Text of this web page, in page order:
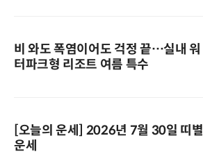
비 와도 폭염이어도 걱정 끝…실내 워
터파크형 리조트 여름 특수
[오늘의 운세] 2026년 7월 30일 띠별
운세